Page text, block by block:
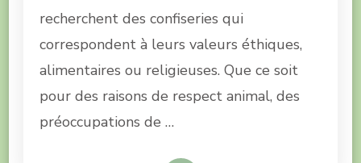
recherchent des confiseries qui
correspondent à leurs valeurs éthiques,
alimentaires ou religieuses. Que ce soit
pour des raisons de respect animal, des
préoccupations de …